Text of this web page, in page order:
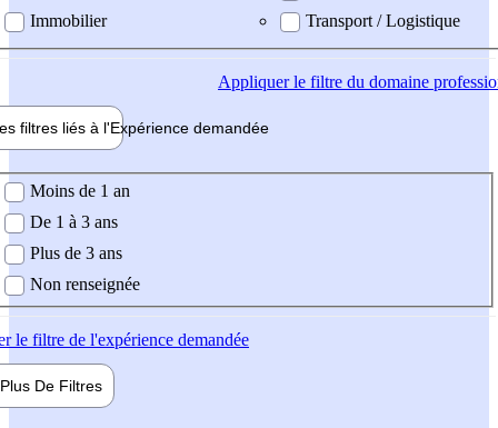
Immobilier
Transport / Logistique
Appliquerle filtre du domaine
filtres liés à l'Expérience demandée
demandée
Moins de 1 an
De 1 à 3 ans
Plus de 3 ans
Non renseignée
le filtre de l'expérience demandée
Plus De Filtres